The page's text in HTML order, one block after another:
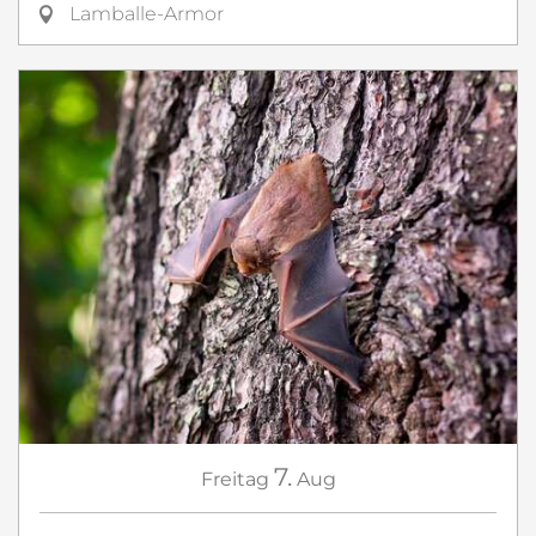
Lamballe-Armor
Freitag 7. Aug